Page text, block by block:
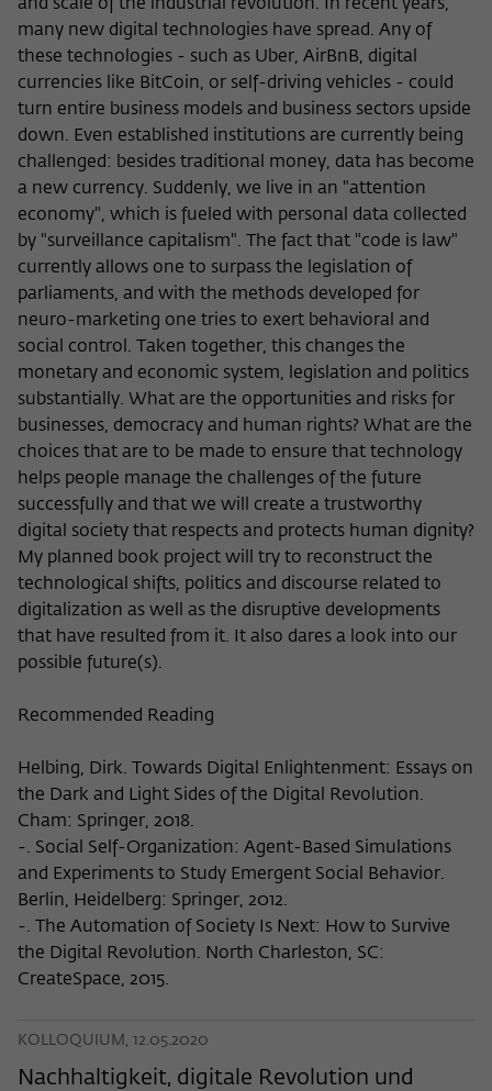
and scale of the industrial revolution. In recent years,
many new digital technologies have spread. Any of
these technologies - such as Uber, AirBnB, digital
currencies like BitCoin, or self-driving vehicles - could
turn entire business models and business sectors upside
down. Even established institutions are currently being
challenged: besides traditional money, data has become
a new currency. Suddenly, we live in an "attention
economy", which is fueled with personal data collected
by "surveillance capitalism". The fact that "code is law"
currently allows one to surpass the legislation of
parliaments, and with the methods developed for
neuro-marketing one tries to exert behavioral and
social control. Taken together, this changes the
monetary and economic system, legislation and politics
substantially. What are the opportunities and risks for
businesses, democracy and human rights? What are the
choices that are to be made to ensure that technology
helps people manage the challenges of the future
successfully and that we will create a trustworthy
digital society that respects and protects human dignity?
My planned book project will try to reconstruct the
technological shifts, politics and discourse related to
digitalization as well as the disruptive developments
that have resulted from it. It also dares a look into our
possible future(s).
Recommended Reading
Helbing, Dirk. Towards Digital Enlightenment: Essays on
the Dark and Light Sides of the Digital Revolution.
Cham: Springer, 2018.
-. Social Self-Organization: Agent-Based Simulations
and Experiments to Study Emergent Social Behavior.
Berlin, Heidelberg: Springer, 2012.
-. The Automation of Society Is Next: How to Survive
the Digital Revolution. North Charleston, SC:
CreateSpace, 2015.
KOLLOQUIUM, 12.05.2020
Nachhaltigkeit, digitale Revolution und
Zweck
der/die Besucher:in durch eine Verlinkung
auf wiko-berlin.de weitergeleitet wurde.
Name _pk_ses
Anbieter Matomo
Laufzeit 30 Minuten
Zweck
Dieses kurzlebige Cookie wird dazu
verwendet, vorübergehend Daten über
den aktuellen Aufenthalt des Besuchs auf
der Webseite des Wissenschaftskollegs
zu speichern.
können